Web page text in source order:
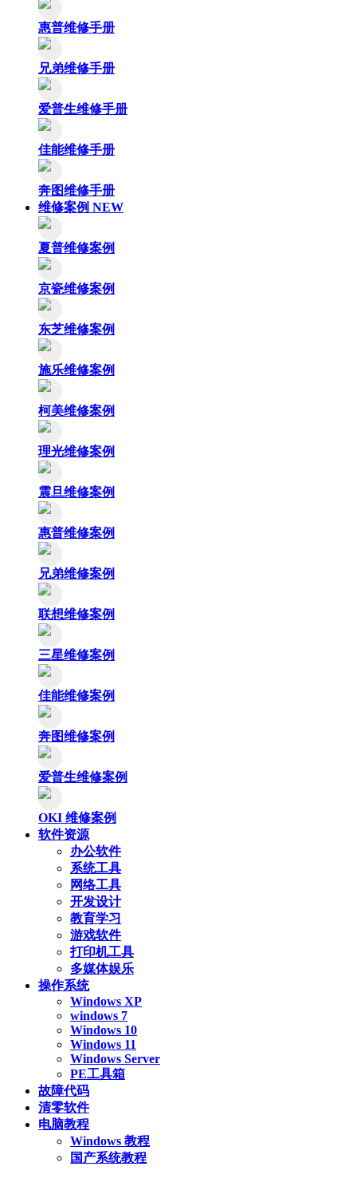
惠普维修手册
兄弟维修手册
爱普生维修手册
佳能维修手册
奔图维修手册
维修案例 NEW
夏普维修案例
京瓷维修案例
东芝维修案例
施乐维修案例
柯美维修案例
理光维修案例
震旦维修案例
惠普维修案例
兄弟维修案例
联想维修案例
三星维修案例
佳能维修案例
奔图维修案例
爱普生维修案例
OKI 维修案例
软件资源
办公软件
系统工具
网络工具
开发设计
教育学习
游戏软件
打印机工具
多媒体娱乐
操作系统
Windows XP
windows 7
Windows 10
Windows 11
Windows Server
PE工具箱
故障代码
清零软件
电脑教程
Windows 教程
国产系统教程